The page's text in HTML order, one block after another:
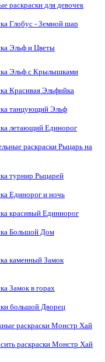
раскраски для девочек
Глобус - Земной шар
Эльф и Цветы
Эльф с Крылышками
Красивая Эльфийка
танцующий Эльф
летающий Единорог
раскраски Рыцарь на
турнир Рыцарей
Единорог и ночь
красивый Единиорог
Большой Дом
каменный Замок
Замок в горах
большой Дворец
раскраски Монстр Хай
раскраски Монстр Хай